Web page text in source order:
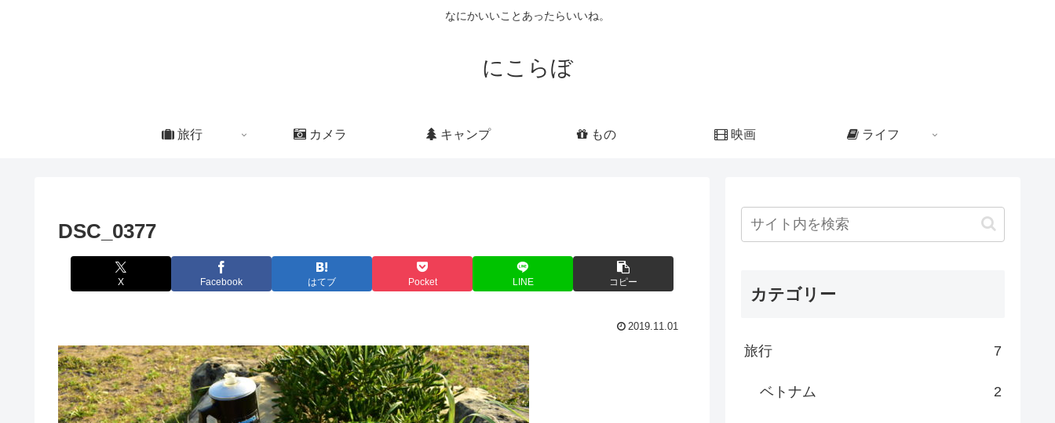
なにかいいことあったらいいね。
にこらぼ
旅行 カメラ キャンプ もの 映画 ライフ
DSC_0377
X Facebook はてブ Pocket LINE コピー
2019.11.01
カテゴリー
旅行 7
ベトナム 2